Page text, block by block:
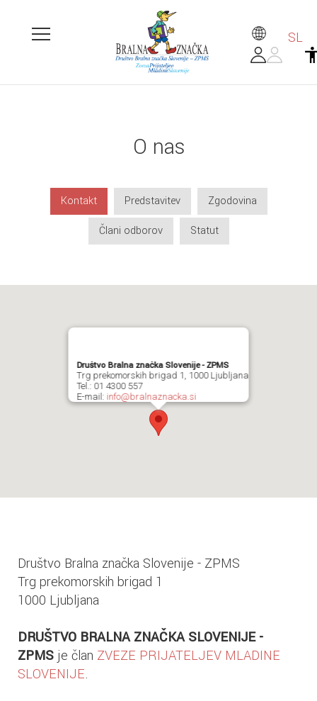
SL
O nas
Kontakt Predstavitev
Zgodovina
Člani odborov
Statut
Društvo Bralna značka Slovenije - ZPMS
Trg prekomorskih brigad 1, 1000 Ljubljana
Tel.: 01 4300 557
E-mail: info@bralnaznacka.si
Društvo Bralna značka Slovenije - ZPMS
Trg prekomorskih brigad 1
1000 Ljubljana
DRUŠTVO BRALNA ZNAČKA SLOVENIJE -
ZPMS je član ZVEZE PRIJATELJEV MLADINE
SLOVENIJE.